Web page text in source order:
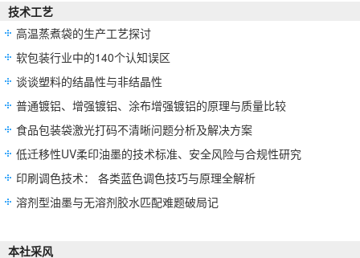
技术工艺
高温蒸煮袋的生产工艺探讨
软包装行业中的140个认知误区
谈谈塑料的结晶性与非结晶性
普通镀铝、增强镀铝、涂布增强镀铝的原理与质量比较
食品包装袋激光打码不清晰问题分析及解决方案
低迁移性UV柔印油墨的技术标准、安全风险与合规性研究
印刷调色技术： 各类蓝色调色技巧与原理全解析
溶剂型油墨与无溶剂胶水匹配难题破局记
本社采风